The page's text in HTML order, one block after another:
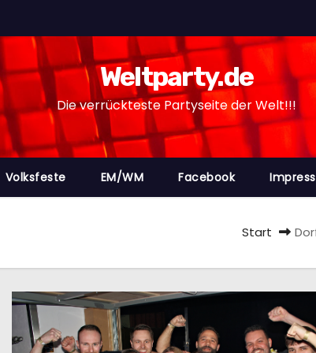
Weltparty.de
Die verrückteste Partyseite der Welt!!!
Volksfeste EM/WM Facebook
Start